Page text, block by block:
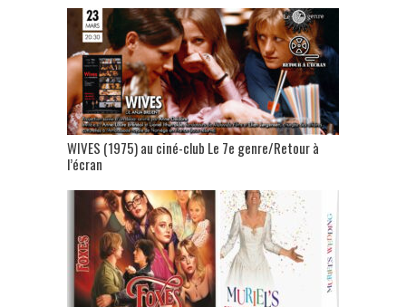
WIVES (1975) au ciné-club Le 7e genre/Retour à
l’écran